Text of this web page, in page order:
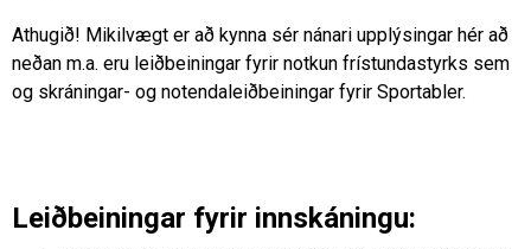
Athugið! Mikilvægt er að kynna sér nánari upplýsingar hér að
neðan m.a. eru leiðbeiningar fyrir notkun frístundastyrks sem
og skráningar- og notendaleiðbeiningar fyrir Sportabler.
Leiðbeiningar fyrir innskáningu: